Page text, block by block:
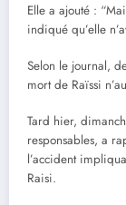
Elle a ajouté :
indiqué qu’elle
Selon le journal,
mort de Raïssi
Tard hier,
responsables, a
l’accident
Raisi.